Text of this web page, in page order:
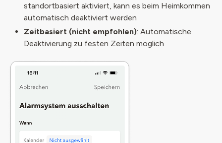
standortbasiert aktiviert, kann es beim Heimkommen
automatisch deaktiviert werden
Zeitbasiert (nicht empfohlen): Automatische
Deaktivierung zu festen Zeiten möglich